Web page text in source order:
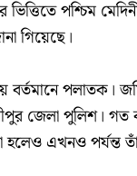
পশ্চিম
গিয়েছে।
বর্তমানে পলাতক।
জেলা পুলিশ।
হলেও এখনও পর্যন্ত